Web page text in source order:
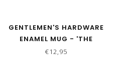
GENTLEMEN'S HARDWARE
ENAMEL MUG - 'THE
ADVENTURE BEGINS'
€12,95